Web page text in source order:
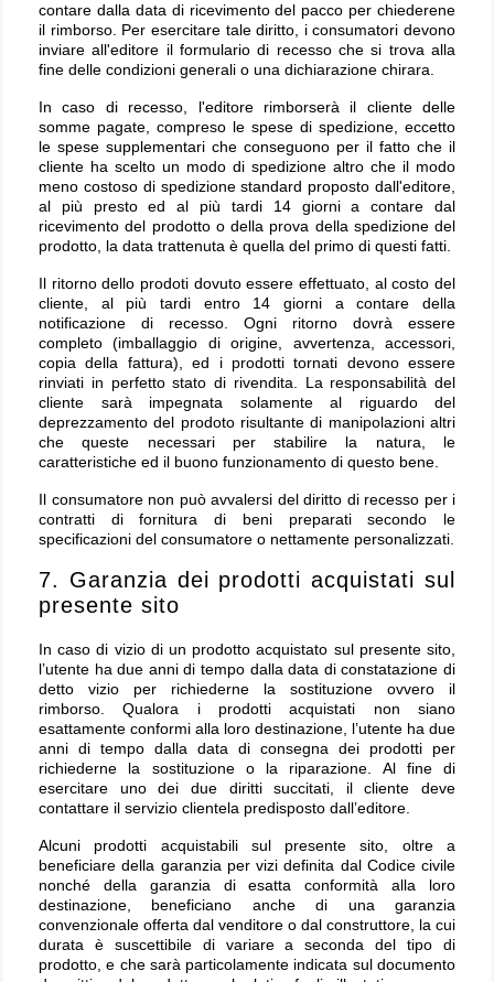
contare dalla data di ricevimento del pacco per chiederene
il rimborso. Per esercitare tale diritto, i consumatori devono
inviare all'editore il formulario di recesso che si trova alla
fine delle condizioni generali o una dichiarazione chirara.
In caso di recesso, l'editore rimborserà il cliente delle
somme pagate, compreso le spese di spedizione, eccetto
le spese supplementari che conseguono per il fatto che il
cliente ha scelto un modo di spedizione altro che il modo
meno costoso di spedizione standard proposto dall'editore,
al più presto ed al più tardi 14 giorni a contare dal
ricevimento del prodotto o della prova della spedizione del
prodotto, la data trattenuta è quella del primo di questi fatti.
Il ritorno dello prodoti dovuto essere effettuato, al costo del
cliente, al più tardi entro 14 giorni a contare della
notificazione di recesso. Ogni ritorno dovrà essere
completo (imballaggio di origine, avvertenza, accessori,
copia della fattura), ed i prodotti tornati devono essere
rinviati in perfetto stato di rivendita. La responsabilità del
cliente sarà impegnata solamente al riguardo del
deprezzamento del prodoto risultante di manipolazioni altri
che queste necessari per stabilire la natura, le
caratteristiche ed il buono funzionamento di questo bene.
Il consumatore non può avvalersi del diritto di recesso per i
contratti di fornitura di beni preparati secondo le
specificazioni del consumatore o nettamente personalizzati.
7. Garanzia dei prodotti acquistati sul
presente sito
In caso di vizio di un prodotto acquistato sul presente sito,
l’utente ha due anni di tempo dalla data di constatazione di
detto vizio per richiederne la sostituzione ovvero il
rimborso. Qualora i prodotti acquistati non siano
esattamente conformi alla loro destinazione, l’utente ha due
anni di tempo dalla data di consegna dei prodotti per
richiederne la sostituzione o la riparazione. Al fine di
esercitare uno dei due diritti succitati, il cliente deve
contattare il servizio clientela predisposto dall’editore.
Alcuni prodotti acquistabili sul presente sito, oltre a
beneficiare della garanzia per vizi definita dal Codice civile
nonché della garanzia di esatta conformità alla loro
destinazione, beneficiano anche di una garanzia
convenzionale offerta dal venditore o dal construttore, la cui
durata è suscettibile di variare a seconda del tipo di
prodotto, e che sarà particolamente indicata sul documento